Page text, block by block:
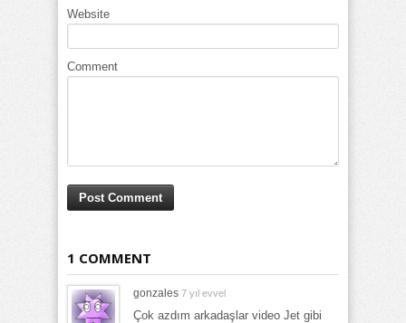
Website
Comment
1 COMMENT
gonzales 7 yıl evvel
Çok azdım arkadaşlar video Jet gibi